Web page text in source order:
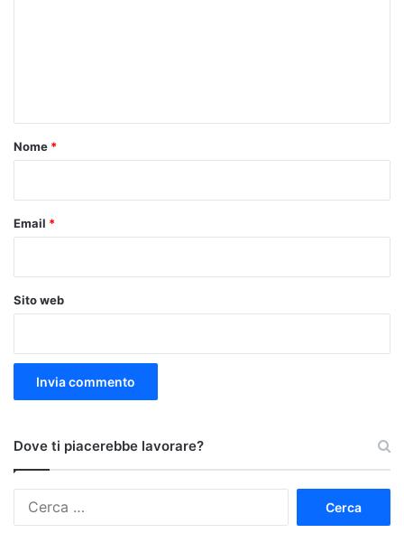
o
Nome *
Email *
Sito web
Dove ti piacerebbe lavorare?